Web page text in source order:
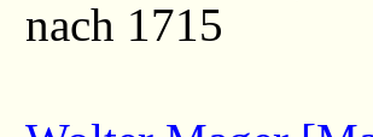
nach 1715